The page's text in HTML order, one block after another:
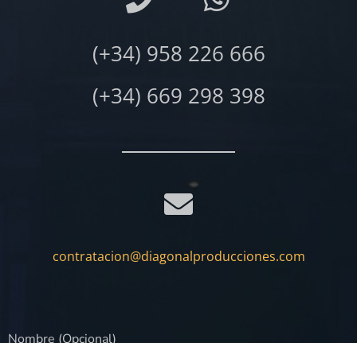
(+34) 958 226 666
(+34) 669 298 398
contratacion@diagonalproducciones.com
Nombre (Opcional)